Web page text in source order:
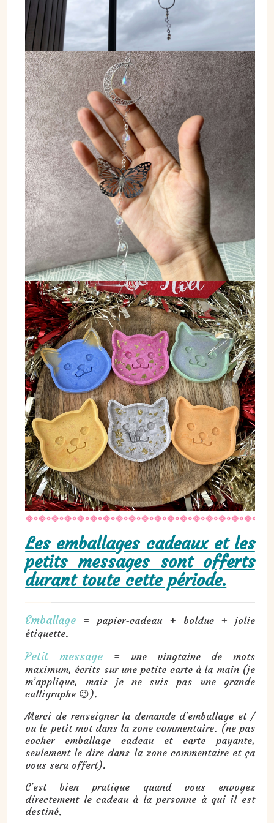
Les emballages cadeaux et les
petits messages sont offerts
durant toute cette période.
Emballage
= papier-cadeau + bolduc + jolie
étiquette.
Petit message
= une vingtaine de mots
maximum, écrits sur une petite carte à la main (je
m’applique, mais je ne suis pas une grande
calligraphe 😉).
Merci de renseigner la demande d’emballage et /
ou le petit mot dans la zone commentaire. (ne pas
cocher emballage cadeau et carte payante,
seulement le dire dans la zone commentaire et ça
vous sera offert).
C’est bien pratique quand vous envoyez
directement le cadeau à la personne à qui il est
destiné.